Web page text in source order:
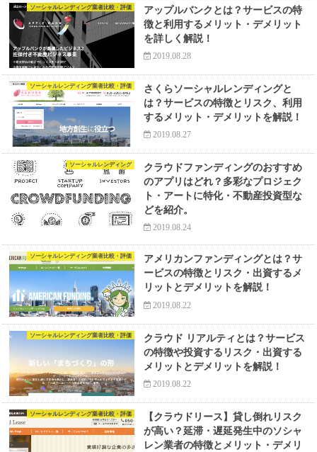
ソーシャルレンディング業者比較・評価
アップルバンクとは？サービスの特
徴と利用するメリット・デメリット
を詳しく解説！
2019.08.28
ソーシャルレンディング業者比較・評価
さくらソーシャルレンディングと
は？サービスの特徴とリスク、利用
するメリット・デメリットを解説！
2019.08.27
ソーシャルレンディング
クラウドファンディングのおすすめ
のアプリはどれ？多彩なプロジェク
ト・アートに特化・不動産投資型な
どを紹介。
2019.08.24
ソーシャルレンディング業者比較・評価
アメリカンファンディングとは？サ
ービスの特徴とリスク・出資するメ
リットとデメリットを解説！
2019.08.22
ソーシャルレンディング業者比較・評価
クラウド リアルティとは？サービス
の特徴や投資するリスク・出資する
メリットとデメリットを解説！
2019.08.22
ソーシャルレンディング業者比較・評価
【クラウドリース】貸し倒れリスク
が高い？延滞・遅延発生中のソシャ
レン業者の特徴とメリット・デメリ